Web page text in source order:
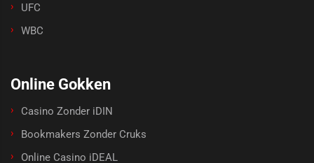
UFC
WBC
Online Gokken
Casino Zonder iDIN
Bookmakers Zonder Cruks
Online Casino iDEAL